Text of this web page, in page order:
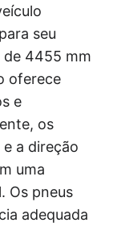
seu
de 4455 mm
oferece
e
os
a direção
uma
Os pneus
adequada